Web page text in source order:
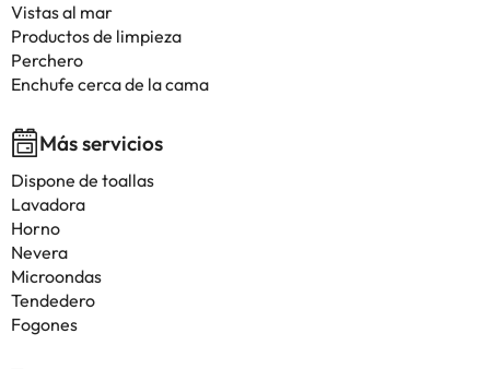
Vistas al mar
Productos de limpieza
Perchero
Enchufe cerca de la cama
Más servicios
Dispone de toallas
Lavadora
Horno
Nevera
Microondas
Tendedero
Fogones